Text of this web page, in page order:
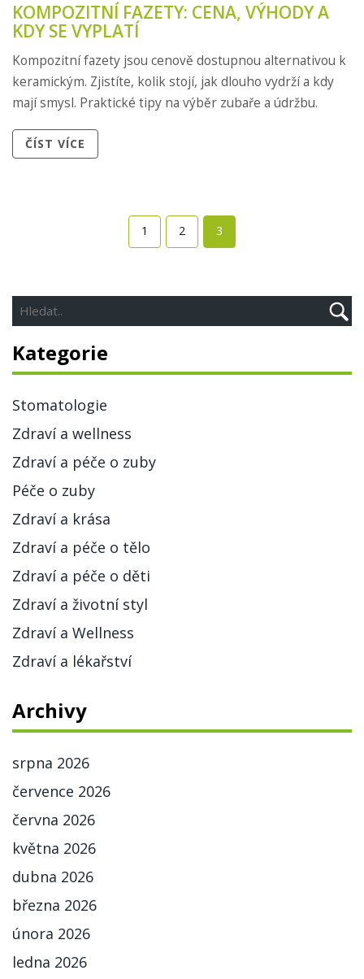
KOMPOZITNÍ FAZETY: CENA, VÝHODY A
KDY SE VYPLATÍ
Kompozitní fazety jsou cenově dostupnou alternativou k
keramickým. Zjistíte, kolik stojí, jak dlouho vydrží a kdy
mají smysl. Praktické tipy na výběr zubaře a údržbu.
ČÍST VÍCE
1 2 3
Kategorie
Stomatologie
Zdraví a wellness
Zdraví a péče o zuby
Péče o zuby
Zdraví a krása
Zdraví a péče o tělo
Zdraví a péče o děti
Zdraví a životní styl
Zdraví a Wellness
Zdraví a lékařství
Archivy
srpna 2026
července 2026
června 2026
května 2026
dubna 2026
března 2026
února 2026
ledna 2026